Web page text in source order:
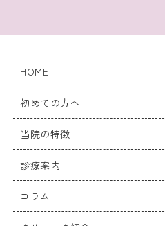
HOME
初めての方へ
当院の特徴
診療案内
コラム